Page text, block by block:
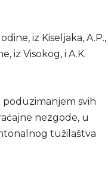
iz Kiseljaka, A.P.,
iz Visokog, i A.K.
poduzimanjem svih
nezgode, u
tužilaštva